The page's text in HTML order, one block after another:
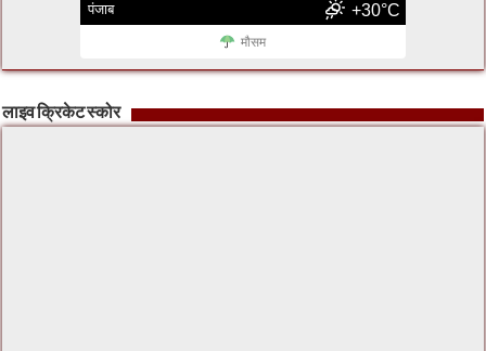
पंजाब +30°C
मौसम
लाइव क्रिकेट स्कोर